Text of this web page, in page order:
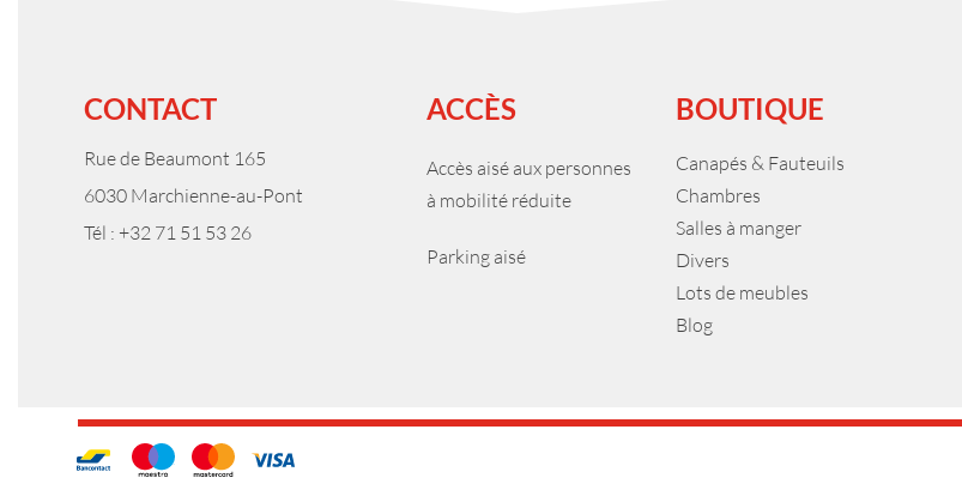
CONTACT
Rue de Beaumont 165
6030 Marchienne-au-Pont
Tél : +32 71 51 53 26
ACCÈS
Accès aisé aux personnes
à mobilité réduite
Parking aisé
BOUTIQUE
Canapés & Fauteuils
Chambres
Salles à manger
Divers
Lots de meubles
Blog